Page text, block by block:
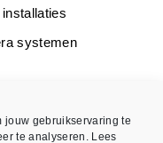
gebruikservaring te
te analyseren. Lees
systemen
Voorwaarden